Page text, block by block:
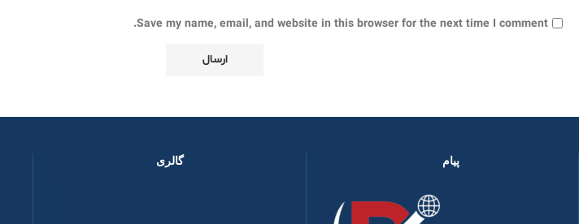
Save my name, email, and website in this browser for the next time I comment.
پیام گالری